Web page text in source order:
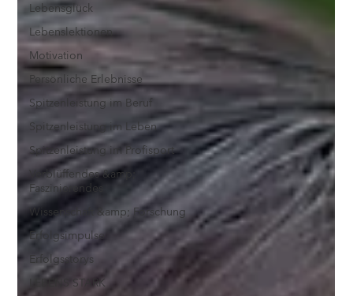
Lebensglück
Lebenslektionen
Motivation
Persönliche Erlebnisse
Spitzenleistung im Beruf
Spitzenleistung im Leben
Spitzenleistung im Profisport
Verblüffendes &amp;
Faszinierendes
Wissenschaft &amp; Forschung
Erfolgsimpulse
Erfolgsstorys
LEBENS STARK